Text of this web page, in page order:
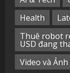
Health
Thuê robot
USD đang
Video và Ảnh